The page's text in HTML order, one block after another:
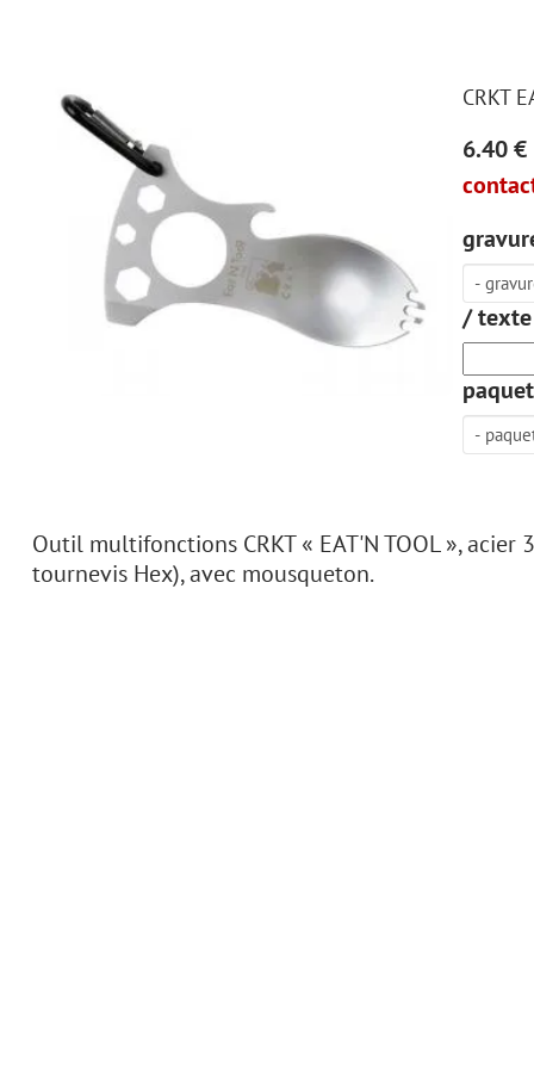
CRKT
6.40 €
/ texte
Outil multifonctions CRKT « EAT'N TOOL »,
tournevis Hex), avec mousqueton.